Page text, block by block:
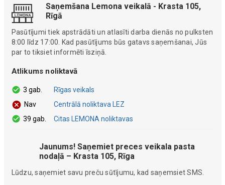
Saņemšana Lemona veikalā - Krasta 105,
Rīgā
Pasūtījumi tiek apstrādāti un atlasīti darba dienās no pulksten
8:00 līdz 17:00. Kad pasūtījums būs gatavs saņemšanai, Jūs
par to tiksiet informēti īsziņā.
Atlikums noliktavā
3 gab.
Rīgas veikals
Nav
Centrālā noliktava LEZ
39 gab.
Citas LEMONA noliktavas
Jaunums! Saņemiet preces veikala pasta
nodaļā – Krasta 105, Rīga
Lūdzu, saņemiet savu preču sūtījumu, kad saņemsiet SMS.